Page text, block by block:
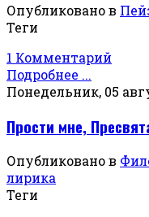
Опубликовано в
Теги
1 Комментарий
Подробнее ...
Понедельник, 05
Прости мне,
Опубликовано в
лирика
Теги